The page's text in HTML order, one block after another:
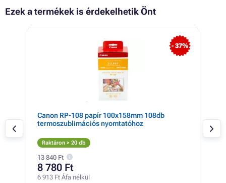
Ezek a termékek is érdekelhetik Önt
- 37%
Canon RP-108 papír 100x158mm 108db
termoszublimációs nyomtatóhoz
Raktáron > 20 db
13 840 Ft
8 780 Ft
6 913 Ft Áfa nélkül